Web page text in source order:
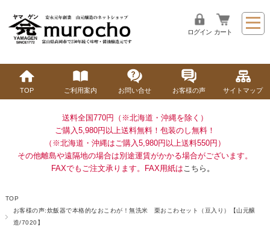
ログイン カート
TOP ご利用案内 お問い合せ お客様の声 サイトマップ
送料全国770円（※北海道・沖縄を除く）
ご購入5,980円以上送料無料！ 包装のし無料！
（※北海道・沖縄はご購入5,980円以上送料550円）
その他離島や遠隔地の場合は別途運賃がかかる場合がございます。
FAXでもご注文承ります。FAX用紙は こちら 。
TOP
お客様の声:炊飯器で本格的なおこわが！無洗米 栗おこわセット（豆入り）【山元醸
造/7020】